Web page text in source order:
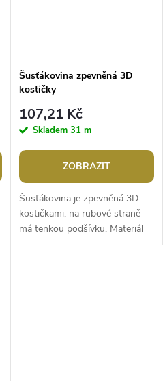
Šusťákovina zpevněná 3D
kostičky
107,21 Kč
Skladem 31 m
ZOBRAZIT
Šusťákovina je zpevněná 3D
kostičkami, na rubové straně
má tenkou podšívku. Materiál
není voděodolný. Šusťákovinu